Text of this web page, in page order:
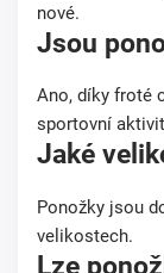
nové.
Jsou
Ano, díky froté
sportovní
Jaké
Ponožky jsou
velikostech.
Lze